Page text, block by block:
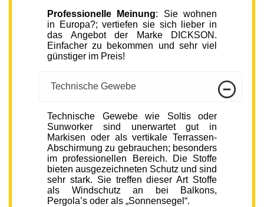
Professionelle Meinung: Sie wohnen
in Europa?; vertiefen sie sich lieber in
das Angebot der Marke DICKSON.
Einfacher zu bekommen und sehr viel
günstiger im Preis!
Technische Gewebe
Technische Gewebe wie Soltis oder
Sunworker sind unerwartet gut in
Markisen oder als vertikale Terrassen-
Abschirmung zu gebrauchen; besonders
im professionellen Bereich. Die Stoffe
bieten ausgezeichneten Schutz und sind
sehr stark. Sie treffen dieser Art Stoffe
als Windschutz an bei Balkons,
Pergola’s oder als „Sonnensegel“.